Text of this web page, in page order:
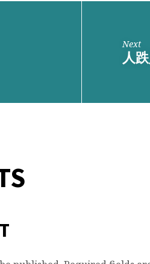
Next
人